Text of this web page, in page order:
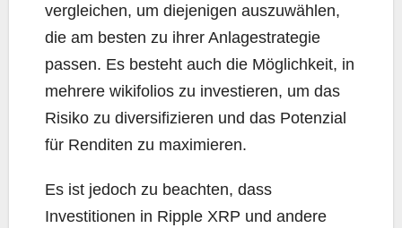
vergleichen, um diejenigen auszuwählen,
die am besten zu ihrer Anlagestrategie
passen. Es besteht auch die Möglichkeit, in
mehrere wikifolios zu investieren, um das
Risiko zu diversifizieren und das Potenzial
für Renditen zu maximieren.
Es ist jedoch zu beachten, dass
Investitionen in Ripple XRP und andere